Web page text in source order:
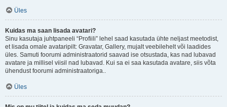
Üles
Kuidas ma saan lisada avatari?
Sinu kasutaja juhtpaneeli “Profiili” lehel saad kasutada ühte neljast meetodist,
et lisada omale avataripilt: Gravatar, Gallery, mujalt veebilehelt või laadides
üles. Samuti foorumi administraatorid saavad ise otsustada, kas nad lubavad
avatare ja millisel viisil nad lubavad. Kui sa ei saa kasutada avatare, siis võta
ühendust foorumi administraatoriga..
Üles